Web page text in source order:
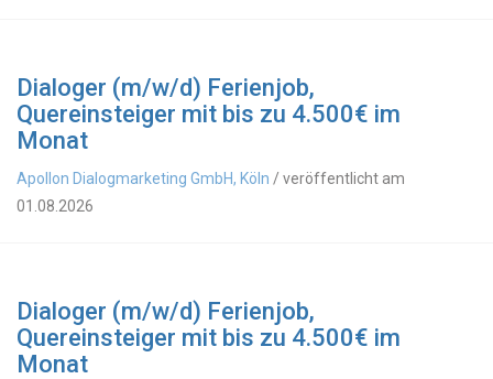
Dialoger (m/w/d) Ferienjob,
Quereinsteiger mit bis zu 4.500€ im
Monat
Apollon Dialogmarketing GmbH, Köln / veröffentlicht am
01.08.2026
Dialoger (m/w/d) Ferienjob,
Quereinsteiger mit bis zu 4.500€ im
Monat